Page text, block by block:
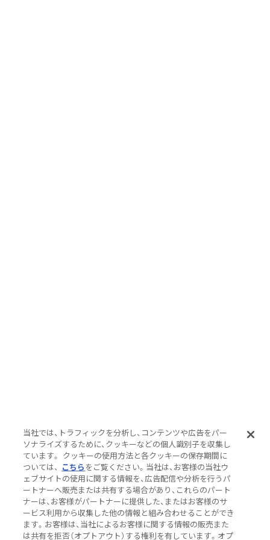
当社では、トラフィックを分析し、コンテンツや広告をパー
ソナライズするために、クッキーなどの個人識別子を収集し
ています。 クッキーの使用方法と各クッキーの保存期間に
ついては、
こちら をご覧ください。当社は、お客様の当社ウ
ェブサイトの使用に関する情報を、広告配信や分析を行うパ
ートナーへ販売または共有する場合があり、これらのパート
ナーは、お客様がパートナーに提供した、またはお客様のサ
ービス利用から収集した他の情報と組み合わせることができ
ます。お客様は、当社によるお客様に関する情報の販売また
は共有を拒否（オプトアウト）する権利を有しています。オプ